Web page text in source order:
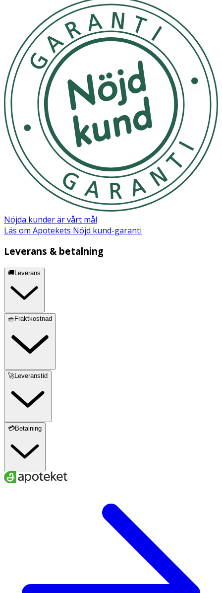
Nöjda kunder är vårt mål
Läs om Apotekets Nöjd kund-garanti
Leverans & betalning
🚚Leverans
🧺Fraktkostnad
🚀Leveranstid
💳Betalning